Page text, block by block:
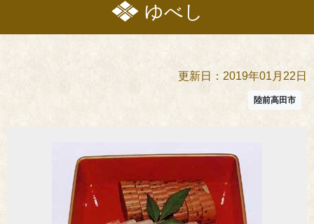
ゆべし
更新日：2019年01月22日
陸前高田市